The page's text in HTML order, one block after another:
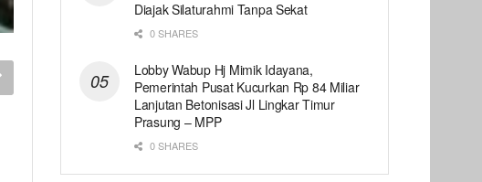
Diajak Silaturahmi Tanpa Sekat
0 SHARES
Lobby Wabup Hj Mimik Idayana,
Pemerintah Pusat Kucurkan Rp 84 Miliar
Lanjutan Betonisasi Jl Lingkar Timur
Prasung – MPP
0 SHARES